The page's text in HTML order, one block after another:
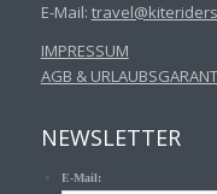
E-Mail:
IMPRESSUM
AGB &
NEWSLETTER
E-Mail: